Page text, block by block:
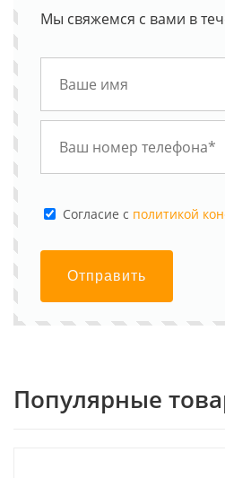
Мы свяжемся с вами в
Cогласие с политикой
Отправить
Популярные